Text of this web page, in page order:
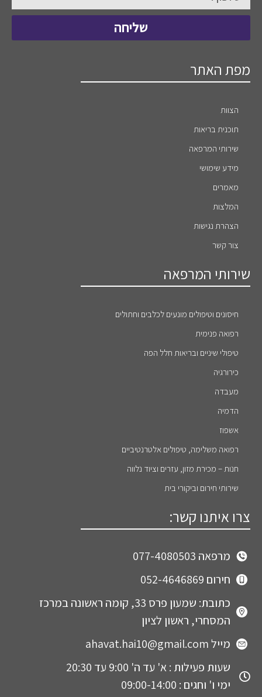
שליחה
מפת האתר
הצוות
תוכנית בריאות
שירותי המרפאה
מידע שימושי
מאמרים
המלצות
הצהרת נגישות
צור קשר
שירותי המרפאה
חיסונים וטיפולים מונעים לכלבים וחתולים
רפואה פנימית
טיפולי שיניים ובריאות חלל הפה
כירורגיה
מעבדה
הדמיה
אשפוז
רפואה משלימה, טיפולים אלטרנטיביים
חנות – מכירת מזון, עזרים וציוד נלווה
שירותי חירום וביקורי בית
צרו איתנו קשר:
מרפאה 077-4080503
חירום 052-4646869
כתובת: שמעון פרס 33, קומה ראשונה במרכז
המסחרי, ראשון לציון
מייל ahavat.hai10@gmail.com
שעות פעילות : א' עד ה' 9:00 עד 20:30
ימי ו' וחגים : 09:00-14:00